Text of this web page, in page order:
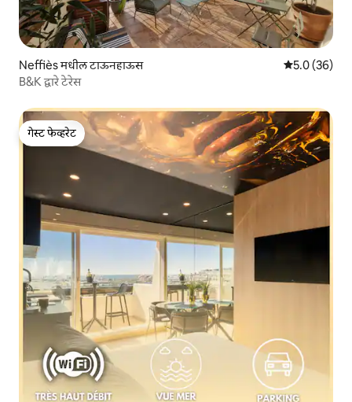
Neffiès मधील टाऊनहाऊस 5 पैकी 5.0
5.0 (36)
B&K द्वारे टेरेस
गेस्ट फेव्हरेट
गेस्ट फेव्हरेट